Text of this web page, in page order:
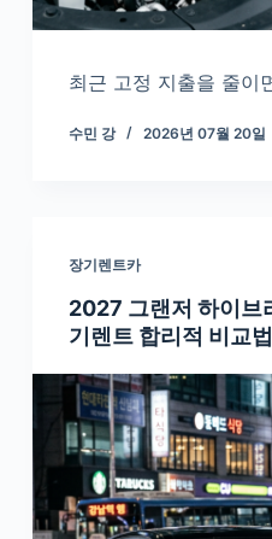
최근 고정 지출을 줄이
수민 강 2026년 07월 20일
장기렌트카
2027 그랜저 하이브
기렌트 합리적 비교법